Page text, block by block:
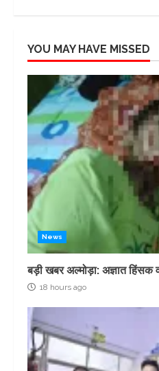
YOU MAY HAVE MISSED
News
बड़ी खबर अल्मोड़ा: अज्ञात
18 hours ago